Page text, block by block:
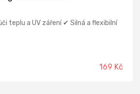
teplu a UV záření ✔ Silná a flexibilní
169 Kč